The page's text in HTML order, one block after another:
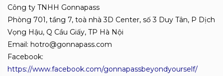
Công ty TNHH Gonnapass
Phòng 701, tầng 7, toà nhà 3D Center, số 3 Duy Tân, P Dịch
Vọng Hậu, Q Cầu Giấy, TP Hà Nội
Email: hotro@gonnapass.com
Facebook:
https://www.facebook.com/gonnapassbeyondyourself/